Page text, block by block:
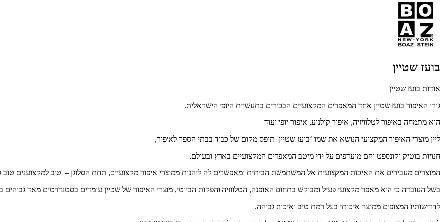
בועז שטיין
אודות בועז שטיין
גורו האיפור בועז שטיין אחד המאפרים המקצועיים הבכירים בתעשיית היופי הישראלית.
הוא מתמחה באיפור לטלוויזיה, איפור קולנוע, איפור יופי ועוד
ליין מוצרי האיפור המקצועי הנושא את שמו ‘בועז שטיין’ תופס מקום של כבוד בבתי הספר לאיפור,
חנויות בוטיק וקונספט והם מועדפים על ידי מיטב המאפרים המקצועיים בארץ ובעולם.
המוצרים מעבירים את האיכות המקצועית אל המשתמשת הביתית ומאפשרים לה ליהנות ממוצרי איפור מקצועיים, תחת הסלוגן – 'טוב למקצוענים טוב
בשל העובדה כי הוא מאפר מקצועי פעיל ומבוקש בתחום האופנה, הטלווזיה והפקות הביוטי, מוצרי האיפור של שטיין עומדים בסטנדרטים מאד
לדרישותיו המצופים ממוצר איכותי בעל רמת טיב ואיכות גבוהה.